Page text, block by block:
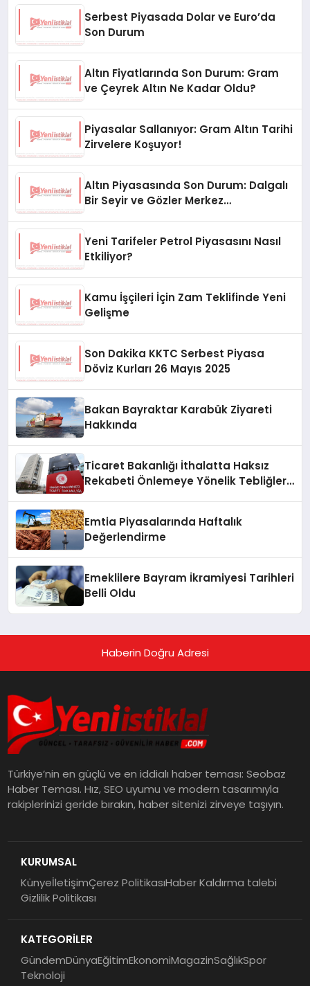
Serbest Piyasada Dolar ve Euro’da
Son Durum
Altın Fiyatlarında Son Durum: Gram
ve Çeyrek Altın Ne Kadar Oldu?
Piyasalar Sallanıyor: Gram Altın Tarihi
Zirvelere Koşuyor!
Altın Piyasasında Son Durum: Dalgalı
Bir Seyir ve Gözler Merkez
Yeni Tarifeler Petrol Piyasasını Nasıl
Etkiliyor?
Kamu İşçileri İçin Zam Teklifinde Yeni
Gelişme
Son Dakika KKTC Serbest Piyasa
Döviz Kurları 26 Mayıs 2025
Bakan Bayraktar Karabük Ziyareti
Hakkında
Ticaret Bakanlığı İthalatta Haksız
Rekabeti Önlemeye Yönelik Tebliğleri
Emtia Piyasalarında Haftalık
Değerlendirme
Emeklilere Bayram İkramiyesi Tarihleri
Belli Oldu
Haberin Doğru Adresi
Türkiye’nin en güçlü ve en iddialı haber teması: Seobaz
Haber Teması. Hız, SEO uyumu ve modern tasarımıyla
rakiplerinizi geride bırakın, haber sitenizi zirveye taşıyın.
KURUMSAL
KünyeİletişimÇerez PolitikasıHaber Kaldırma talebi
Gizlilik Politikası
KATEGORİLER
GündemDünyaEğitimEkonomiMagazinSağlıkSpor
Teknoloji